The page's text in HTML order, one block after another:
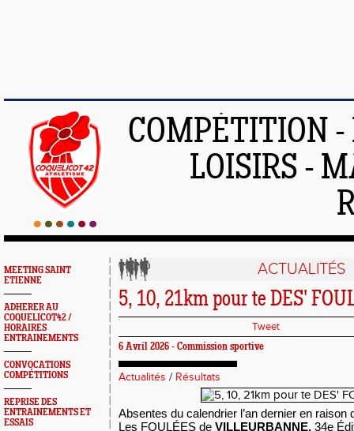
COMPÉTITION -
LOISIRS -
MEETING SAINT
ETIENNE
ADHERER AU
COQUELICOT42 /
HORAIRES
ENTRAINEMENTS
CONVOCATIONS
COMPÉTITIONS
REPRISE DES
ENTRAINEMENTS ET
ESSAIS
ACTUALITÉS
5, 10, 21km pour te DES'
Tweet
6 Avril 2026 - Commission sportive
Actualités / Résultats
Absentes du calendrier l’an dernier en
Les FOULÉES de VILLEURBANNE, 34e